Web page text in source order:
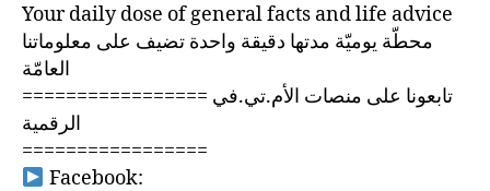
Your daily dose of general facts and life advice
محطّة يوميّة مدتها دقيقة واحدة تضيف على معلوماتنا
العامّة
================= تابعونا على منصات الأم.تي.في
الرقمية
=================
Facebook: